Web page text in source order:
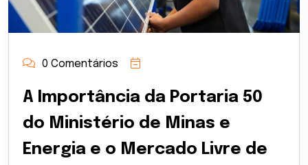
0 Comentários
A Importância da Portaria 50
do Ministério de Minas e
Energia e o Mercado Livre de